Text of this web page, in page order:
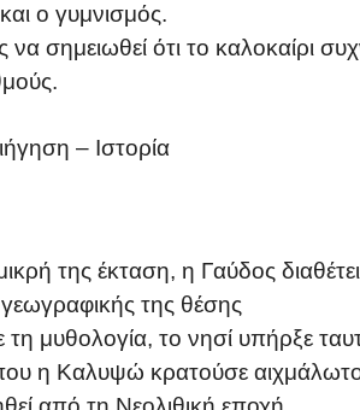
ο γυμνισμός.
να σημειωθεί ότι το καλοκαίρι
– Ιστορία
της έκταση, η Γαύδος
της θέσης
μυθολογία, το νησί υπήρξε
η Καλυψώ κρατούσε